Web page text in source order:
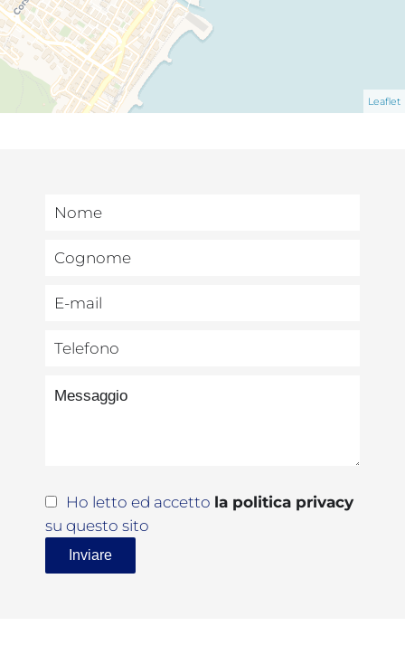
Leaflet
Ho letto ed accetto la politica privacy
su questo sito
Inviare